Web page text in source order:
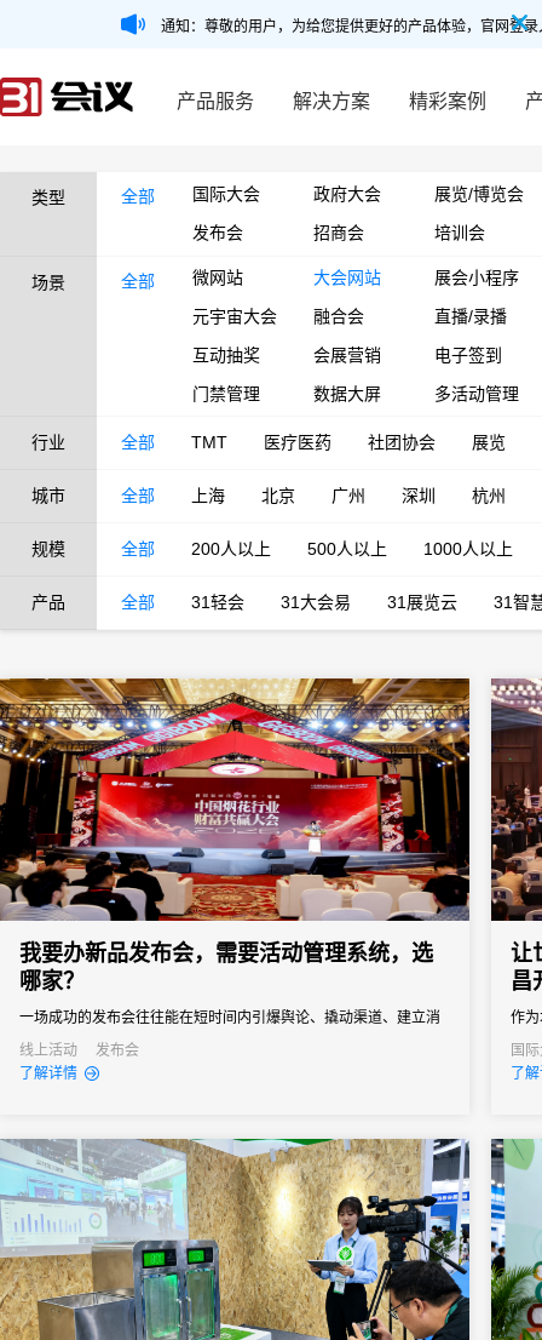
通知：尊敬的用户，为给您提供更好的产品体验，官网登
产品服务 解决方案 精彩案例
类型 全部 国际大会 政府大会
展览/博览会
发布会
招商会 培训会
场景 全部 微网站 大会网站
展会小程序
元宇宙大会
融合会
直播/录播
互动抽奖
会展营销
电子签到
门禁管理
数据大屏 多活动管理
行业 全部 TMT 医疗医药 社团协会 展览
城市 全部 上海 北京 广州 深圳 杭州
规模 全部 200人以上 500人以上 1000人以上
产品 全部 31轻会 31大会易 31展览云 31智
我要办新品发布会，需要活动管理系统，选
哪家？
一场成功的发布会往往能在短时间内引爆舆论、撬动渠道、建立消
费者认知。然而对于主办方来说，新品发布会也是一场“高难度战
役”，稍有不慎就可能影响传播效果。选择一款真正懂新品发布会场
能...
线上活动
发布会
了解详情
让
昌
作
大
术
国
产
了